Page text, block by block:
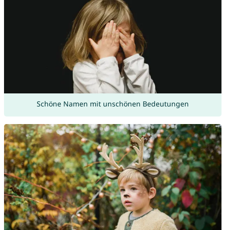
Schöne Namen mit unschönen Bedeutungen